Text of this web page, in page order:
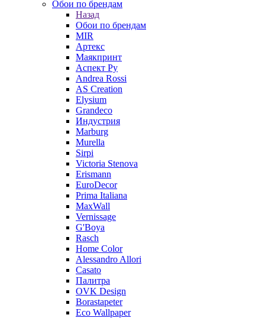
Обои по брендам
Назад
Обои по брендам
MIR
Артекс
Маякпринт
Аспект Ру
Andrea Rossi
AS Creation
Elysium
Grandeco
Индустрия
Marburg
Murella
Sirpi
Victoria Stenova
Erismann
EuroDecor
Prima Italiana
MaxWall
Vernissage
G'Boya
Rasch
Home Color
Alessandro Allori
Casato
Палитра
OVK Design
Borastapeter
Eco Wallpaper